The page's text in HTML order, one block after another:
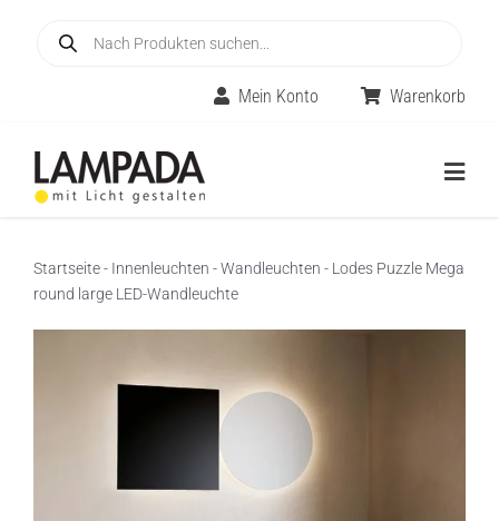
search
Mein Konto Warenkorb
Online-Shop
Außenleuchten
Startseite- Innenleuchten -Wandleuchten - Lodes Puzzle Mega
round large LED-Wandleuchte